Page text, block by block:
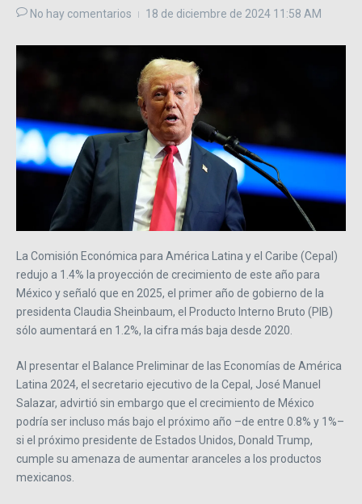
No hay comentarios 18 de diciembre de 2024 11:58 AM
La Comisión Económica para América Latina y el Caribe (Cepal)
redujo a 1.4% la proyección de crecimiento de este año para
México y señaló que en 2025, el primer año de gobierno de la
presidenta Claudia Sheinbaum, el Producto Interno Bruto (PIB)
sólo aumentará en 1.2%, la cifra más baja desde 2020.
Al presentar el Balance Preliminar de las Economías de América
Latina 2024, el secretario ejecutivo de la Cepal, José Manuel
Salazar, advirtió sin embargo que el crecimiento de México
podría ser incluso más bajo el próximo año –de entre 0.8% y 1%–
si el próximo presidente de Estados Unidos, Donald Trump,
cumple su amenaza de aumentar aranceles a los productos
mexicanos.